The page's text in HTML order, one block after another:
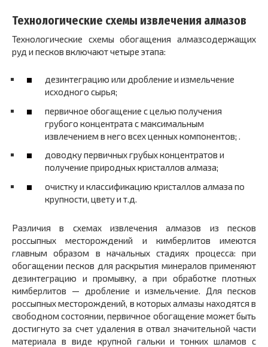
Технологические схемы извлечения алмазов
Технологические схемы обогащения алмазсодержащих
руд и песков включают четыре этапа:
дезинтеграцию или дробление и измельчение
исходного сырья;
первичное обогащение с целью получения
грубого концентрата с максимальным
извлечением в него всех ценных компонентов; .
доводку первичных грубых концентратов и
получение природных кристаллов алмаза;
очистку и классификацию кристаллов алмаза по
крупности, цвету и т.д.
Различия в схемах извлечения алмазов из песков
россыпных месторождений и кимберлитов имеются
главным образом в начальных стадиях процесса: при
обогащении песков для раскрытия минералов применяют
дезинтеграцию и промывку, а при обработке плотных
кимберлитов — дробление и измельчение. Для песков
россыпных месторождений, в которых алмазы находятся в
свободном состоянии, первичное обогащение может быть
достигнуто за счет удаления в отвал значительной части
материала в виде крупной гальки и тонких шламов с